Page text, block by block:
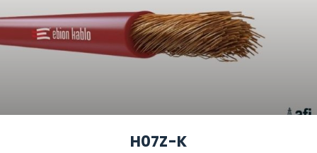
H07Z-K